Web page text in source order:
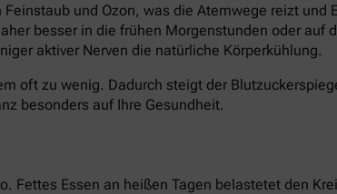
und Ozon, was die Atemwege reizt
besser in die frühen Morgenstunden oder
aktiver Nerven die natürliche Körperkühlung.
oft zu wenig. Dadurch steigt der
besonders auf Ihre Gesundheit.
Fettes Essen an heißen Tagen belastetet den